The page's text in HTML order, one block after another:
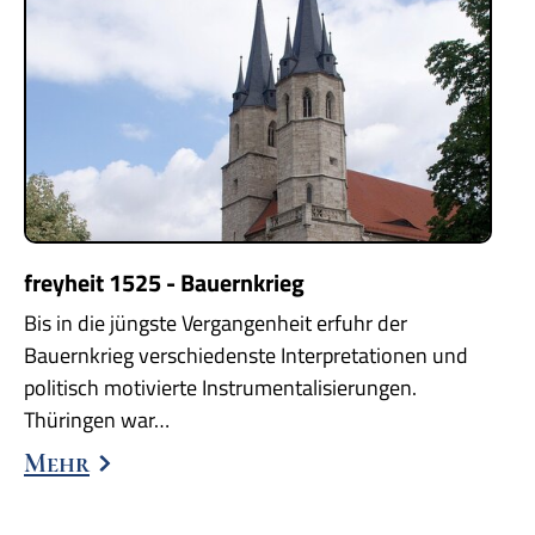
freyheit 1525 - Bauernkrieg
Bis in die jüngste Vergangenheit erfuhr der
Bauernkrieg verschiedenste Interpretationen und
politisch motivierte Instrumentalisierungen.
Thüringen war…
Mehr